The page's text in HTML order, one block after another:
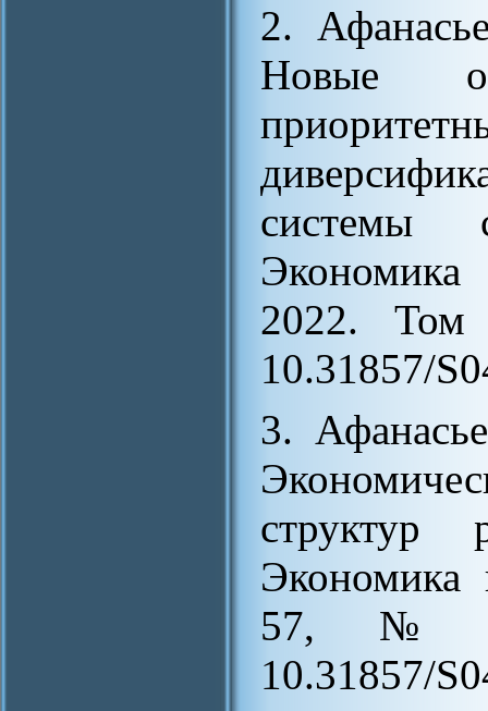
2.
Новые
системы
2022.
10.31857/
3.
структур
Экономика
57, №
10.31857/